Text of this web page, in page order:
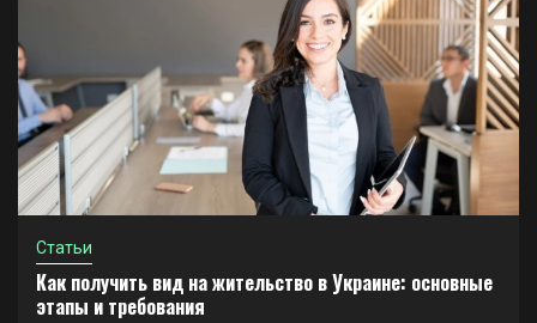
Статьи
Как получить вид на жительство в Украине: основные
этапы и требования